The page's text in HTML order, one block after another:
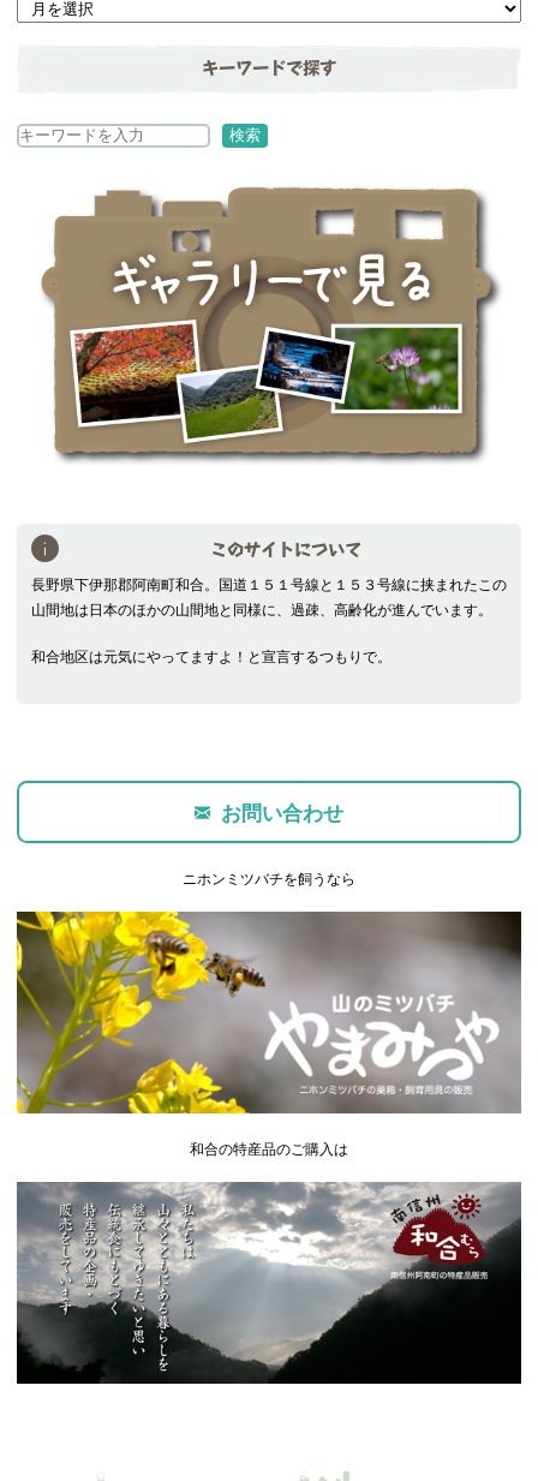
キーワードで探す
検
検索
このサイトについて
長野県下伊那郡阿南町和合。国道１５１号線と１５３号線に挟まれたこの
山間地は日本のほかの山間地と同様に、過疎、高齢化が進んでいます。
和合地区は元気にやってますよ！と宣言するつもりで。
お問い合わせ
ニホンミツバチを飼うなら
和合の特産品のご購入は